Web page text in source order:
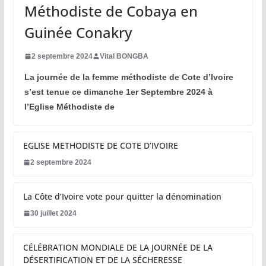
Méthodiste de Cobaya en
Guinée Conakry
2 septembre 2024 Vital BONGBA
La journée de la femme méthodiste de Cote d’Ivoire
s’est tenue ce dimanche 1er Septembre 2024 à
l’Eglise Méthodiste de
EGLISE METHODISTE DE COTE D’IVOIRE
2 septembre 2024
La Côte d’Ivoire vote pour quitter la dénomination
30 juillet 2024
CÉLÉBRATION MONDIALE DE LA JOURNÉE DE LA
DÉSERTIFICATION ET DE LA SÉCHERESSE